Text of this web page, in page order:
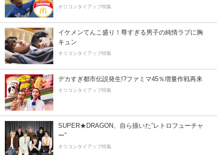
オリコンタイアップ特集
イケメンてんこ盛り！尊すぎる男子の純情ラブに胸
キュン
オリコンタイアップ特集
デカすぎ都市伝説発生!?ファミマ45％増量作戦再来
オリコンタイアップ特集
SUPER★DRAGON、自ら描いた”レトロフューチャ
ー”
オリコンタイアップ特集